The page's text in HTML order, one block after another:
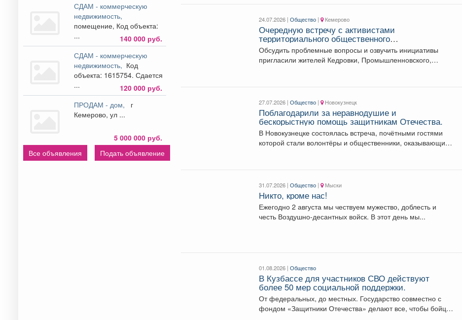
СДАМ - коммерческую
недвижимость,
помещение, Код объекта:
...
140 000 руб.
СДАМ - коммерческую
недвижимость, Код
объекта: 1615754. Сдается
...
120 000 руб.
ПРОДАМ - дом,
г
Кемерово, ул ...
5 000 000 руб.
Все объявления
Подать объявление
24.07.2026 |Общество | Кемерово
Очередную встречу с активистами
территориального общественного
самоуправления провели в Кедровке
Обсудить проблемные вопросы и озвучить инициативы
пригласили жителей Кедровки, Промышленновского,
27.07.2026 |Общество | Новокузнецк
Поблагодарили за неравнодушие и
бескорыстную помощь защитникам Отечества.
В Новокузнецке состоялась встреча, почётными гостями
которой стали волонтёры и общественники, оказывающие
31.07.2026 |Общество | Мыски
Никто, кроме нас!
Ежегодно 2 августа мы чествуем мужество, доблесть и
честь Воздушно-десантных войск. В этот день мы...
01.08.2026 |Общество
В Кузбассе для участников СВО действуют
более 50 мер социальной поддержки.
От федеральных, до местных. Государство совместно с
фондом «Защитники Отечества» делают все, чтобы бойцы